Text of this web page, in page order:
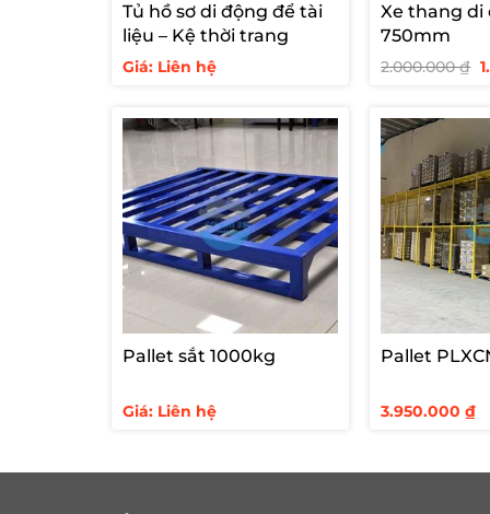
Tủ hồ sơ di động để tài
liệu – Kệ thời trang
Giá: Liên hệ
Xe thang di
750mm
2.000.000₫
Pallet sắt 1000kg
Giá: Liên hệ
Pallet
3.950.000₫